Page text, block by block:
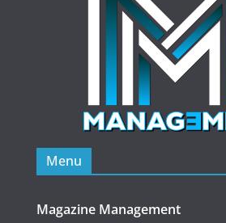
Menu
Magazine Management